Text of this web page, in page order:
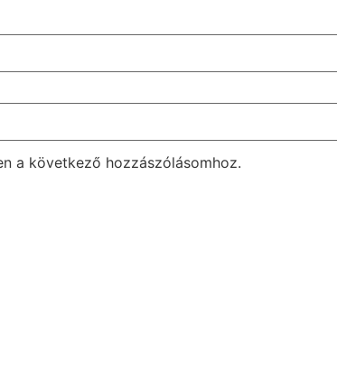
a következő hozzászólásomhoz.